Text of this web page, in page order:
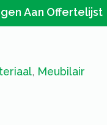
Aan Offertelijst
, Meubilair